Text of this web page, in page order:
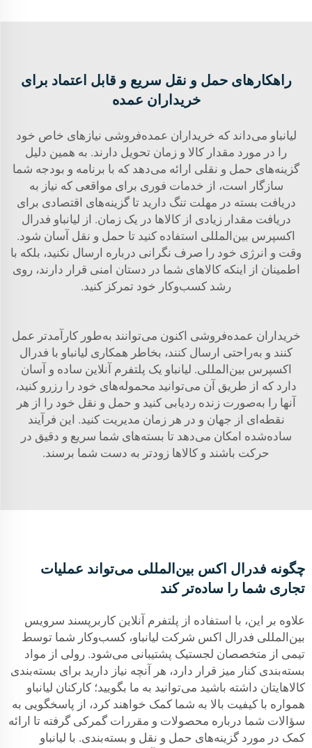
راهکارهای حمل و نقل سریع و قابل اعتماد برای
خریداران عمده
لیانباو می‌داند که خریداران عمده‌فروشی نیازهای خاص خود
را در مورد مقدار کالا و زمان تحویل دارند. به همین دلیل
گزینه‌های حمل و نقلی ارائه می‌دهد که با برنامه و بودجه شما
سازگار است، از خدمات فوری برای مواقعی که نیاز به
دریافت بسته در مهلت تنگ دارید تا گزینه‌های اقتصادی برای
دریافت مقدار زیادی از کالاها در یک زمان. از لیانباو فدرال
اکسپرس بین‌المللی استفاده کنید تا حمل و نقل آسان شود.
وقت و انرژی خود را صرف نگرانی درباره ارسال نکنید، بلکه با
اطمینان از اینکه کالاهای شما در دستان امنی قرار دارند، روی
رشد کسب‌وکار خود تمرکز کنید.
خریداران عمده‌فروشی اکنون می‌توانند به‌طور کارآمدتر عمل
کنند و به‌راحتی ارسال کنند، بخاطر همکاری لیانباو با فدرال
اکسپرس بین‌المللی. لیانباو یک پلتفرم آنلاین ساده و آسان
دارد که از طریق آن می‌توانید محموله‌های خود را رزرو کنید،
آنها را به‌صورت زنده ردیابی کنید و حمل و نقل خود را از هر
نقطه‌ای از جهان و در هر زمان مدیریت کنید. این فرآیند
ساده‌شده امکان می‌دهد تا بسته‌های شما سریع و دقیق در
حرکت باشند و کالاها زودتر به دست شما برسند.
چگونه فدرال اکس بین‌المللی می‌تواند عملیات
تجاری شما را ساده‌تر کند
علاوه بر این، با استفاده از پلتفرم آنلاین کاربرپسند سرویس
بین‌المللی فدرال اکس شرکت لیانباو، کسب‌وکار شما توسط
تیمی از متخصصان لجستیک پشتیبانی می‌شود. رولی از مواد
بسته‌بندی کنار میز قرار دارد، هر آنچه نیاز دارید برای بسته‌بندی
کالاهایتان داشته باشید می‌توانید به ما بگویید؛ کارکنان لیانباو
همواره با کیفیت بالا به شما کمک خواهند کرد، از پاسخگویی به
سؤالات شما درباره محصولات و مقررات گمرکی گرفته تا ارائه
کمک در مورد گزینه‌های حمل و نقل و بسته‌بندی. با لیانباو